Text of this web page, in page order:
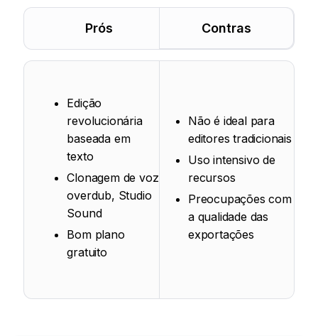
Prós Contras
Edição
revolucionária
baseada em
texto
Clonagem de voz
overdub, Studio
Sound
Bom plano
gratuito
Não é ideal para
editores tradicionais
Uso intensivo de
recursos
Preocupações com
a qualidade das
exportações